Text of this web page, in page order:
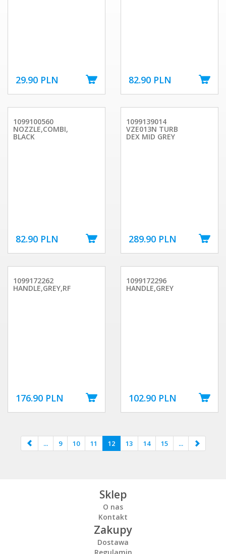
29.90 PLN 82.90 PLN
1099100560
NOZZLE,COMBI,
BLACK
82.90 PLN
1099139014
VZE013N TURB
DEX MID GREY
289.90 PLN
1099172262
HANDLE,GREY,RF
176.90 PLN
1099172296
HANDLE,GREY
102.90 PLN
... 9 10 11 12 13 14 15 ...
Sklep
O nas
Kontakt
Zakupy
Dostawa